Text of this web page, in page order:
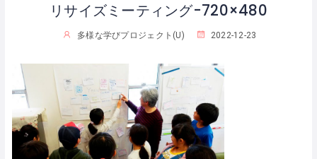
リサイズミーティング-720×480
多様な学びプロジェクト(U) 2022-12-23